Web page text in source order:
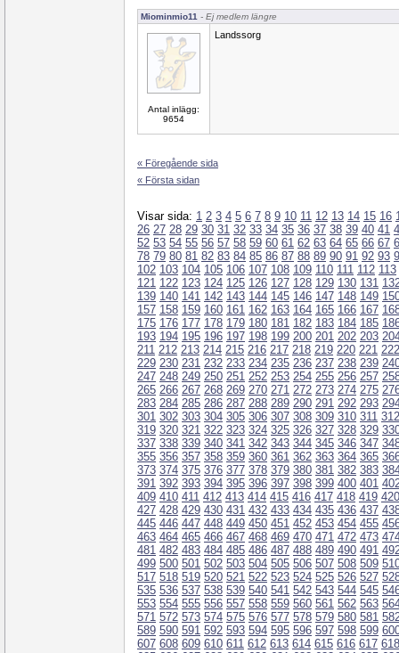
Miominmio11 - Ej medlem längre
Antal inlägg:
9654
Landssorg
« Föregående sida
« Första sidan
Visar sida: 1 2 3 4 5 6 7 8 9 10 11 12 13 14 15 16
26 27 28 29 30 31 32 33 34 35 36 37 38 39 40 41
52 53 54 55 56 57 58 59 60 61 62 63 64 65 66 67
78 79 80 81 82 83 84 85 86 87 88 89 90 91 92 93
102 103 104 105 106 107 108 109 110 111 112 113
121 122 123 124 125 126 127 128 129 130 131
139 140 141 142 143 144 145 146 147 148 149
157 158 159 160 161 162 163 164 165 166 167
175 176 177 178 179 180 181 182 183 184 185
193 194 195 196 197 198 199 200 201 202 203
211 212 213 214 215 216 217 218 219 220 221 222
229 230 231 232 233 234 235 236 237 238 239
247 248 249 250 251 252 253 254 255 256 257
265 266 267 268 269 270 271 272 273 274 275
283 284 285 286 287 288 289 290 291 292 293
301 302 303 304 305 306 307 308 309 310 311 312
319 320 321 322 323 324 325 326 327 328 329
337 338 339 340 341 342 343 344 345 346 347
355 356 357 358 359 360 361 362 363 364 365
373 374 375 376 377 378 379 380 381 382 383
391 392 393 394 395 396 397 398 399 400 401
409 410 411 412 413 414 415 416 417 418 419 420
427 428 429 430 431 432 433 434 435 436 437
445 446 447 448 449 450 451 452 453 454 455
463 464 465 466 467 468 469 470 471 472 473
481 482 483 484 485 486 487 488 489 490 491
499 500 501 502 503 504 505 506 507 508 509
517 518 519 520 521 522 523 524 525 526 527
535 536 537 538 539 540 541 542 543 544 545
553 554 555 556 557 558 559 560 561 562 563
571 572 573 574 575 576 577 578 579 580 581
589 590 591 592 593 594 595 596 597 598 599
607 608 609 610 611 612 613 614 615 616 617 618